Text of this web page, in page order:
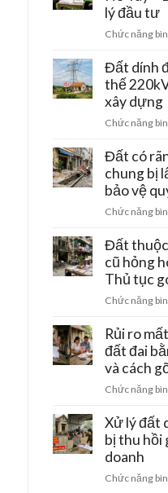
lý đầu tư
Chức năng
Đất dính
thế
xây dựng
Chức năng
Đất có
chung bị
bảo vệ
Chức năng
Đất
cũ hỏng
Thủ tục
Chức năng
Rủi ro
đất đai
và cách
Chức năng
Xử lý đất
bị thu hồi
doanh
Chức năng